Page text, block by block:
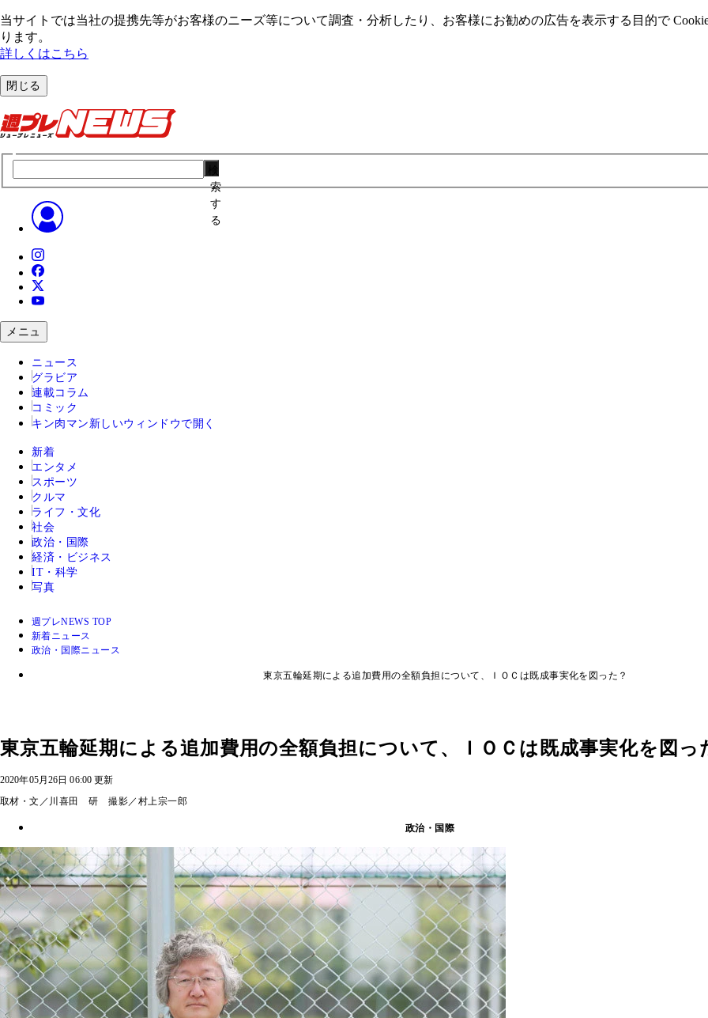
当サイトでは当社の提携先等がお客様のニーズ等について調査・分析したり、お客様にお勧めの広告を表⽰する⽬的で
ります。
詳しくはこちら
閉じる
索
す
る
メニュ
ニュース
グラビア
連載コラム
コミック
キン肉マン 新しいウィンドウで開く
新着
エンタメ
スポーツ
クルマ
ライフ・文化
社会
政治・国際
経済・ビジネス
IT・科学
写真
週プレNEWS TOP
新着ニュース
政治・国際ニュース
東京五輪延期による追加費用の全額負担について、ＩＯＣは既成事実化を図った？
東京五輪延期による追加費用の全額負担について、ＩＯＣは既成事実化を図っ
2020年05月26日 06:00 更新
取材・文／川喜田 研 撮影／村上宗一郎
政治・国際